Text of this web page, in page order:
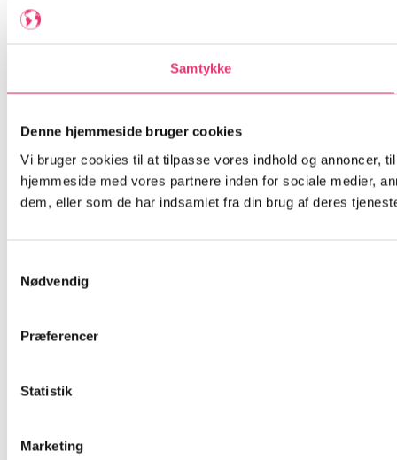
Samtykke
Denne hjemmeside bruger cookies
Vi bruger cookies til at tilpasse vores indhold og annoncer,
hjemmeside med vores partnere inden for sociale medier,
dem, eller som de har indsamlet fra din brug af deres
Nødvendig
Præferencer
Statistik
Marketing